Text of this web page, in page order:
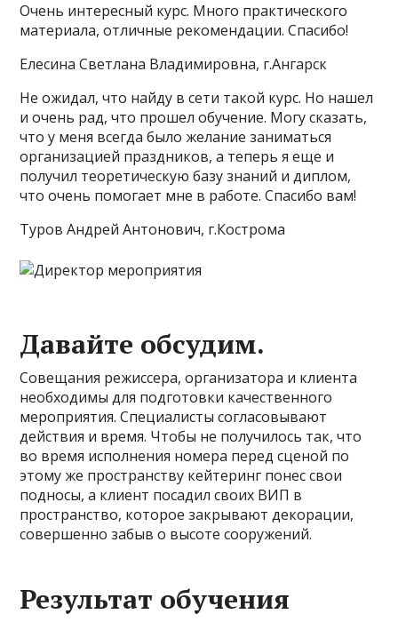
Очень интересный курс. Много практического
материала, отличные рекомендации. Спасибо!
Елесина Светлана Владимировна, г.Ангарск
Не ожидал, что найду в сети такой курс. Но нашел
и очень рад, что прошел обучение. Могу сказать,
что у меня всегда было желание заниматься
организацией праздников, а теперь я еще и
получил теоретическую базу знаний и диплом,
что очень помогает мне в работе. Спасибо вам!
Туров Андрей Антонович, г.Кострома
Давайте обсудим.
Совещания режиссера, организатора и клиента
необходимы для подготовки качественного
мероприятия. Специалисты согласовывают
действия и время. Чтобы не получилось так, что
во время исполнения номера перед сценой по
этому же пространству кейтеринг понес свои
подносы, а клиент посадил своих ВИП в
пространство, которое закрывают декорации,
совершенно забыв о высоте сооружений.
Результат обучения